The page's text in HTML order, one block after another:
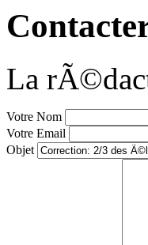
La
Votre Nom
Votre Email
Objet